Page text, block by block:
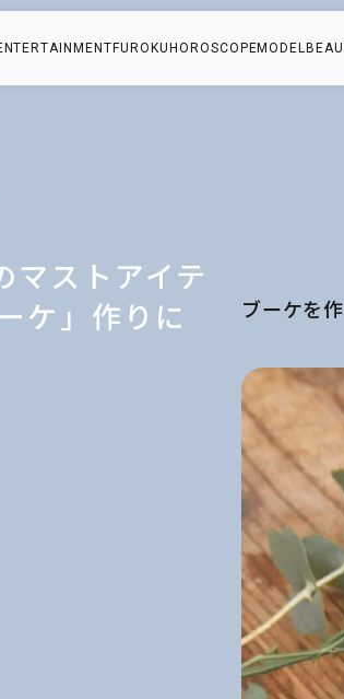
FUROKU HOROSCOPEMODEL
マストアイテ
ケ」作りに
ブーケを